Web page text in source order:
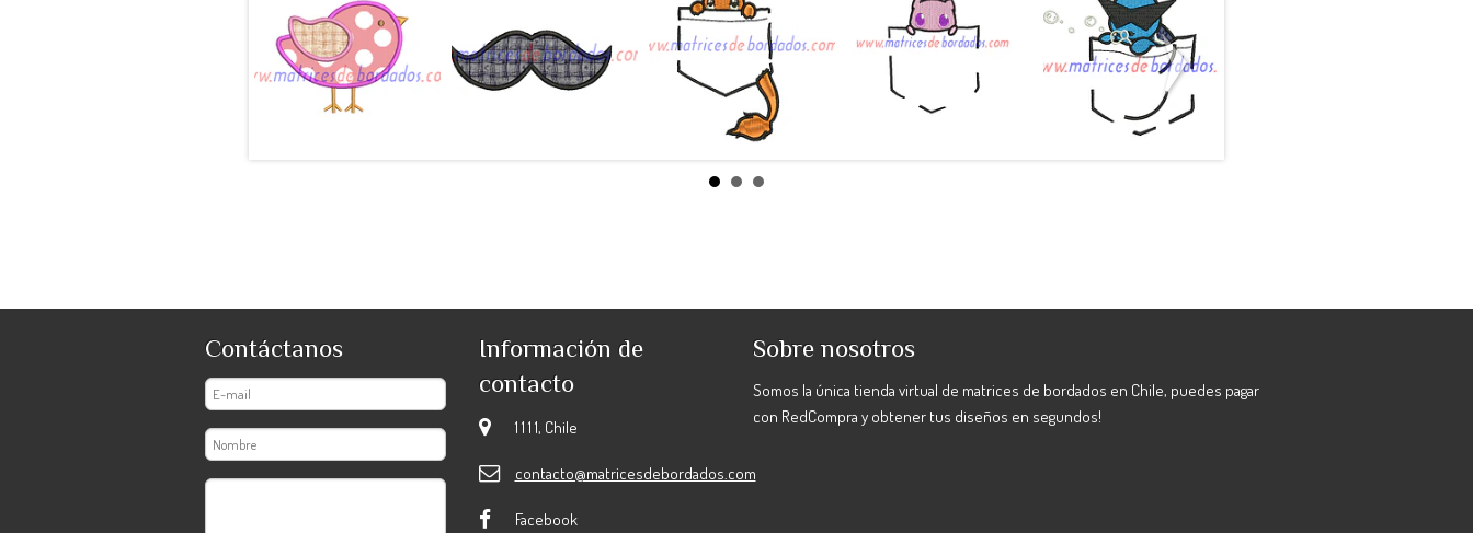
LB25EF - Ave
apli...
$990
bigote a...
RT47AS -
Pokemon ...
$990
KJ34UL -
Pokemon ...
$990
HY88SB -
Pokemon ...
$990
Contáctanos
Información de
contacto
1 1 1 1, Chile
contacto@matricesdebordados.com
Facebook
Sobre nosotros
Somos la única tienda virtual de matrices de bordados en Chile, puedes pagar
con RedCompra y obtener tus diseños en segundos!